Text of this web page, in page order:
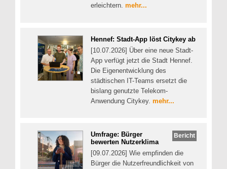
erleichtern. mehr...
Hennef: Stadt-App löst Citykey ab
[10.07.2026] Über eine neue Stadt-
App verfügt jetzt die Stadt Hennef.
Die Eigenentwicklung des
städtischen IT-Teams ersetzt die
bislang genutzte Telekom-
Anwendung Citykey. mehr...
Bericht
Umfrage: Bürger
bewerten Nutzerklima
[09.07.2026] Wie empfinden die
Bürger die Nutzerfreundlichkeit von